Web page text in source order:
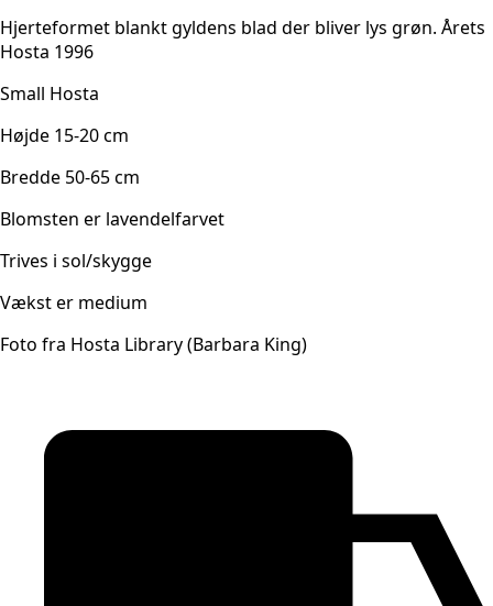
Hjerteformet blankt gyldens blad der bliver lys grøn. Årets
Hosta 1996
Small Hosta
Højde 15-20 cm
Bredde 50-65 cm
Blomsten er lavendelfarvet
Trives i sol/skygge
Vækst er medium
Foto fra Hosta Library (Barbara King)